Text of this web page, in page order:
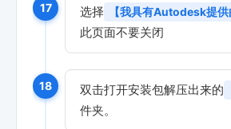
17 选择 【我具有Autodesk提供
此页面不要关闭
18 双击打开安装包解压出来的
件夹。